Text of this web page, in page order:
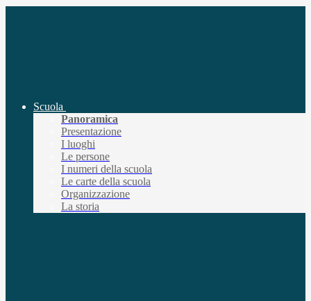
Scuola
Panoramica
Presentazione
I luoghi
Le persone
I numeri della scuola
Le carte della scuola
Organizzazione
La storia